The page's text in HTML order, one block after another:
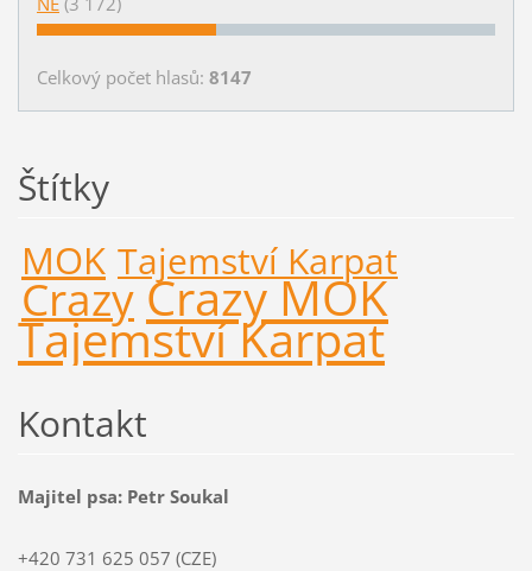
Celkový počet hlasů: 8147
Štítky
MOK Tajemství Karpat
CrazyCrazy MOK
Tajemství Karpat
Kontakt
Majitel psa: Petr Soukal
+420 731 625 057 (CZE)